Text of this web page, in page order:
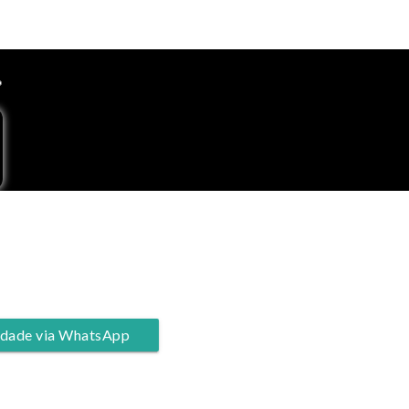
via WhatsApp